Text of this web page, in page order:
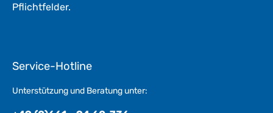
Pflichtfelder.
Service-Hotline
Unterstützung und Beratung unter: